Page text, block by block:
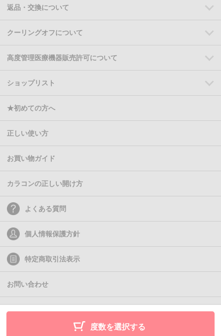
度数を選択する
返品・交換について
クーリングオフについて
高度管理医療機器販売許可について
ショップリスト
★初めての方へ
正しい使い方
お買い物ガイド
カラコンの正しい開け方
よくある質問
個人情報保護方針
特定商取引法表示
お問い合わせ
(C)2011- Queen Eyes